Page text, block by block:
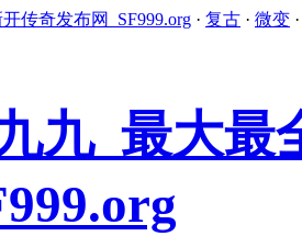
传奇发布网_SF999.org · 复古 · 微变